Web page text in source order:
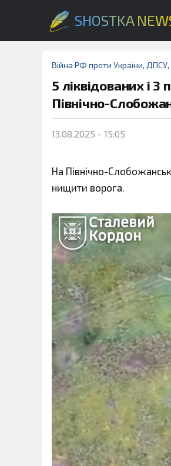
SHOSTKA
Війна РФ проти України, ДПСУ,
5 ліквідованих і
Північно-
13.08.2025 - 15:05
На Північно-
нищити ворога.